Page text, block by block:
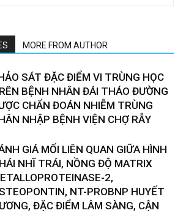
MORE FROM AUTHOR
SÁT ĐẶC ĐIỂM VI TRÙNG HỌC
BỆNH NHÂN ĐÁI THÁO ĐƯỜNG
CHẨN ĐOÁN NHIỄM TRÙNG
NHẬP BỆNH VIỆN CHỢ RẪY
GIÁ MỐI LIÊN QUAN GIỮA HÌNH
NHĨ TRÁI, NỒNG ĐỘ MATRIX
2,
NT-PROBNP HUYẾT
ĐẶC ĐIỂM LÂM SÀNG, CẬN